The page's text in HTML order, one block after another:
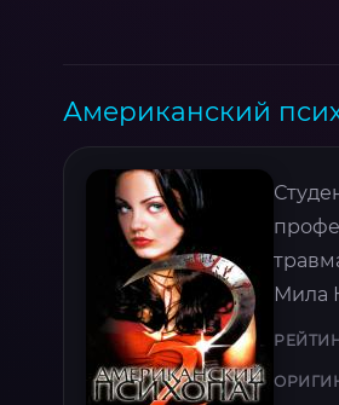
Американский
Мила